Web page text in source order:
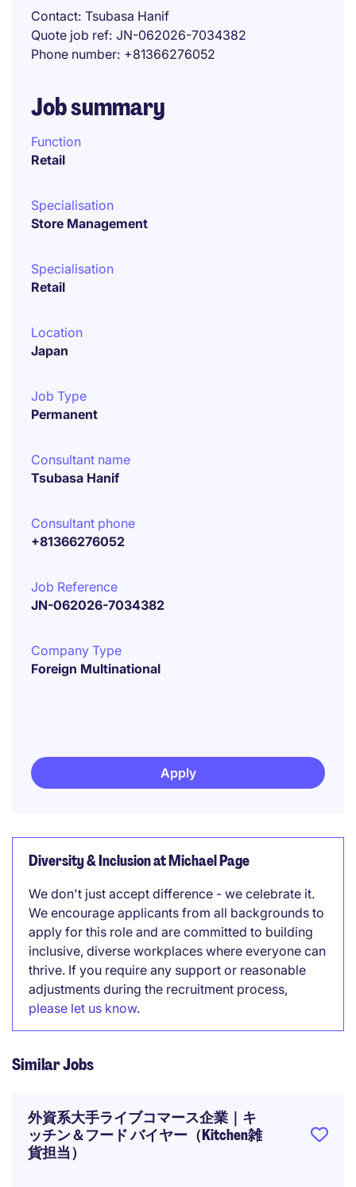
Contact Tsubasa Hanif
Quote job ref JN-062026-7034382
Phone number +81366276052
Job summary
Function
Retail
Specialisation
Store Management
Specialisation
Retail
Location
Japan
Job Type
Permanent
Consultant name
Tsubasa Hanif
Consultant phone
+81366276052
Job Reference
JN-062026-7034382
Company Type
Foreign Multinational
Apply
Diversity & Inclusion at Michael Page
We don't just accept difference - we celebrate it.
We encourage applicants from all backgrounds to
apply for this role and are committed to building
inclusive, diverse workplaces where everyone can
thrive. If you require any support or reasonable
adjustments during the recruitment process,
please let us know.
Similar Jobs
外資系大手ライブコマース企業｜キ
ッチン＆フード バイヤー（Kitchen雑
貨担当）